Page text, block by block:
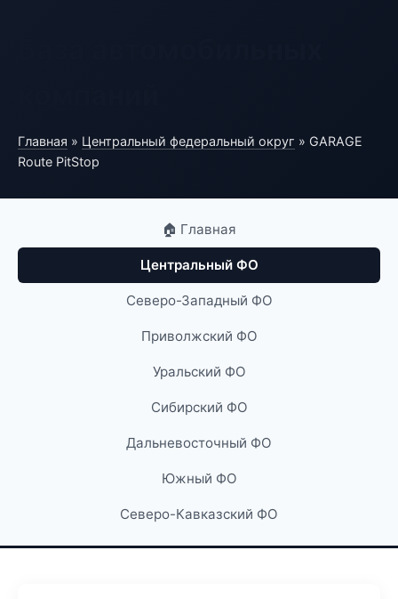
Главная » Центральный федеральный округ » GARAGE
Route PitStop
🏠 Главная
Центральный ФО
Северо-Западный ФО
Приволжский ФО
Уральский ФО
Сибирский ФО
Дальневосточный ФО
Южный ФО
Северо-Кавказский ФО